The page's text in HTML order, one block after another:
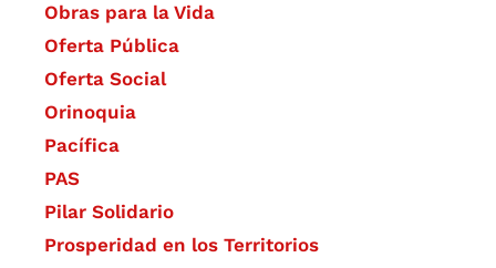
Obras para la Vida
Oferta Pública
Oferta Social​​
Orinoquia
Pacífica
PAS
Pilar Solidario
Prosperidad en los Territorios